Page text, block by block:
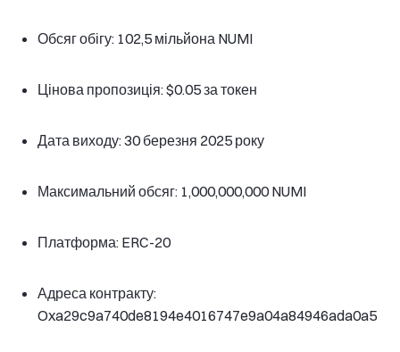
Обсяг обігу: 102,5 мільйона NUMI
Цінова пропозиція: $0.05 за токен
Дата виходу: 30 березня 2025 року
Максимальний обсяг: 1,000,000,000 NUMI
Платформа: ERC-20
Адреса контракту:
Oxa29c9a740de8194e4016747e9a04a84946ada0a5